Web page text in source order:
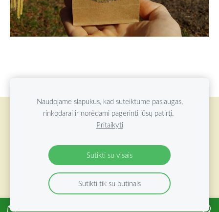
Slapukai
2026 ŽOLYNŲ OAZĖ VISOS TEISĖS SAUGOMOS
Naudojame slapukus, kad suteiktume paslaugas,
rinkodarai ir norėdami pagerinti jūsų patirtį.
Pritaikyti
Sutikti su visais
Sutikti tik su būtinais